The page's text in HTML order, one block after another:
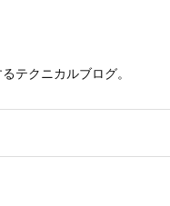
テクニカルブログ。